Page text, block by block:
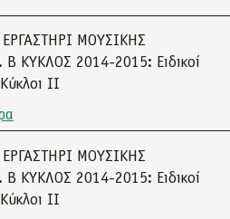
ΜΟΥΣΙΚΗΣ
Β ΚΥΚΛΟΣ 2014-2015: Ειδικοί
ΙΙ
ΜΟΥΣΙΚΗΣ
Β ΚΥΚΛΟΣ 2014-2015: Ειδικοί
ΙΙ